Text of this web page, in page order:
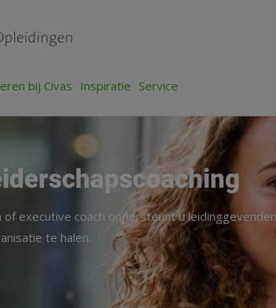
bij Civas Inspiratie Service
of executive coach ondersteunt u
te halen.